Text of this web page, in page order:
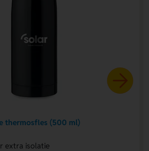
thermosfles (500 ml)
extra isolatie